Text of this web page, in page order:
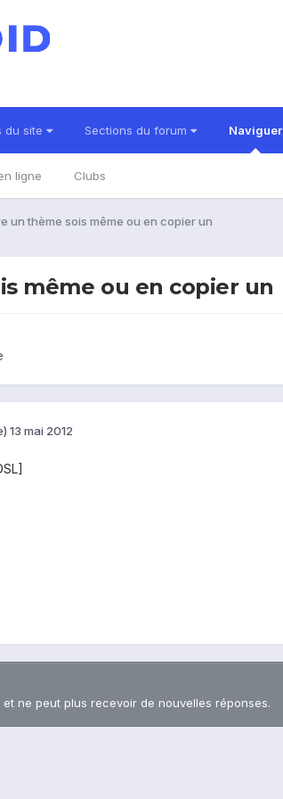
du site Sections du forum Naviguer
ligne Clubs
un thème sois même ou en copier un
même ou en copier un
13 mai 2012
ne peut plus recevoir de nouvelles réponses.